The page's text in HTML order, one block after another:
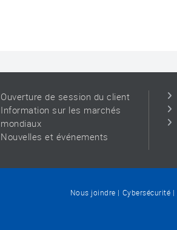
Ouverture de session du client
Information sur les marchés
mondiaux
Nouvelles et événements
Nous joindre Cybersécurité